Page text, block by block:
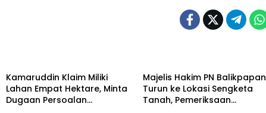
Kamaruddin Klaim Miliki
Lahan Empat Hektare, Minta
Dugaan Persoalan
Majelis Hakim PN Balikpapan
Turun ke Lokasi Sengketa
Tanah, Pemeriksaan
Berita Berita